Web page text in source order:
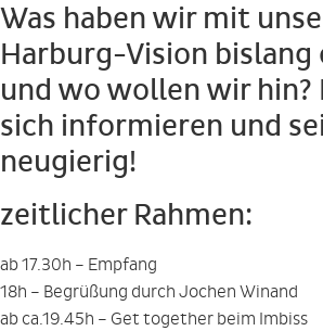
Was haben wir mit
Harburg-Vision
und wo wollen wir hin?
sich informieren und
neugierig!
zeitlicher Rahmen:
ab 17.30h – Empfang
18h – Begrüßung durch Jochen Winand
ab ca.19.45h – Get together beim Imbiss